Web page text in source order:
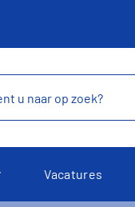
Vacatures